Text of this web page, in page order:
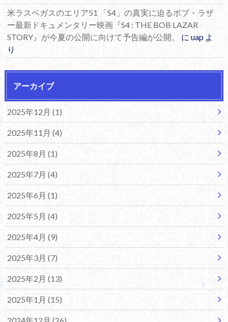
米ラスベガスのエリア51 「S4」の真実に迫るボブ・ラザ
ー最新ドキュメンタリー映画『S4 : THE BOB LAZAR
STORY』が今夏の公開に向けて予告編が公開。
に uapよ
り
アーカイブ
2025年12月 (1)
2025年11月 (4)
2025年8月 (1)
2025年7月 (4)
2025年6月 (1)
2025年5月 (4)
2025年4月 (9)
2025年3月 (7)
2025年2月 (13)
2025年1月 (15)